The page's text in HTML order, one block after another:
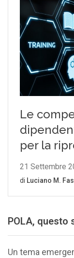
POLA, questo
Un tema